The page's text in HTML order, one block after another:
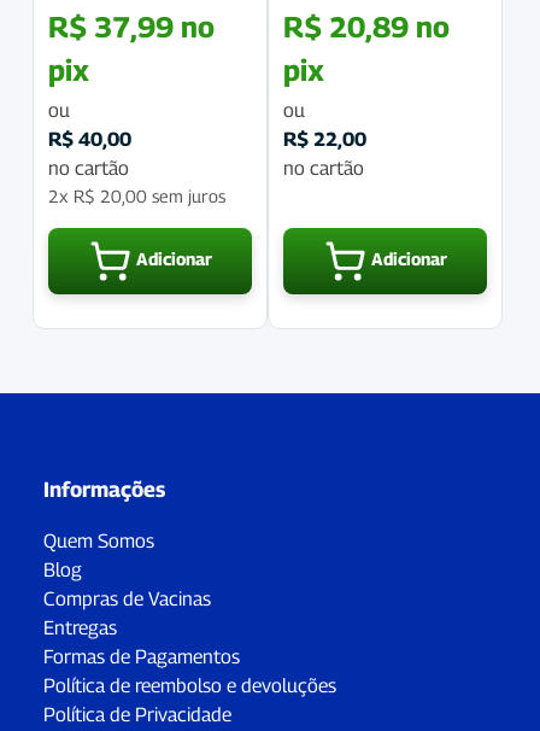
R$ 37,99 no
pix
ou
R$ 40,00
no cartão
2x R$ 20,00 sem juros
Adicionar
R$ 20,89 no
pix
ou
R$ 22,00
no cartão
Adicionar
Informações
Quem Somos
Blog
Compras de Vacinas
Entregas
Formas de Pagamentos
Política de reembolso e devoluções
Política de Privacidade